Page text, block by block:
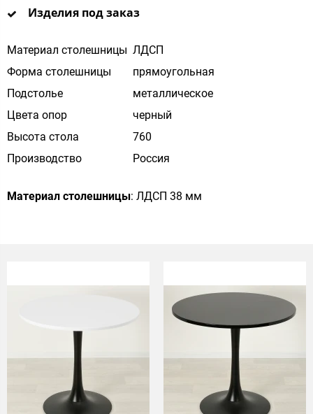
Изделия под заказ
Материал столешницы ЛДСП
Форма столешницы
прямоугольная
Подстолье
металлическое
Цвета опор
черный
Высота стола
760
Производство
Россия
Материал столешницы: ЛДСП 38 мм